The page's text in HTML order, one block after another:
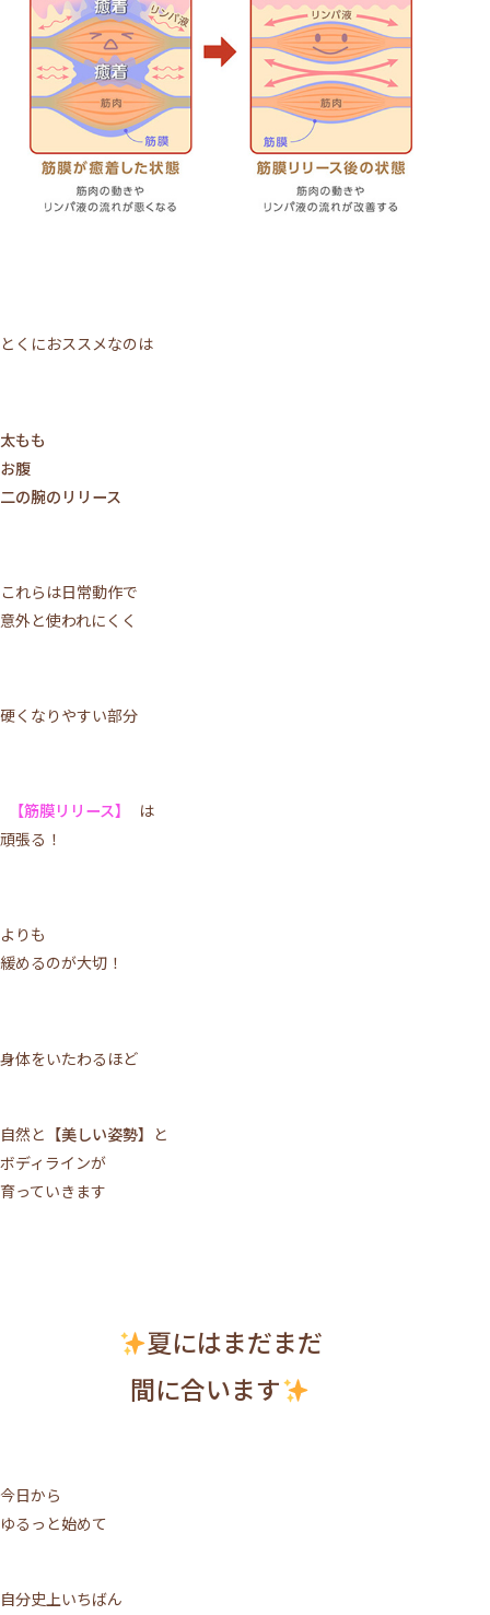
とくにおススメなのは
太もも
お腹
二の腕のリリース
これらは日常動作で
意外と使われにくく
硬くなりやすい部分
【筋膜リリース】
は
頑張る！
よりも
緩めるのが大切！
身体をいたわるほど
自然と 【美しい姿勢】 と
ボディラインが
育っていきます
夏にはまだまだ
間に合います
今日から
ゆるっと始めて
自分史上いちばん